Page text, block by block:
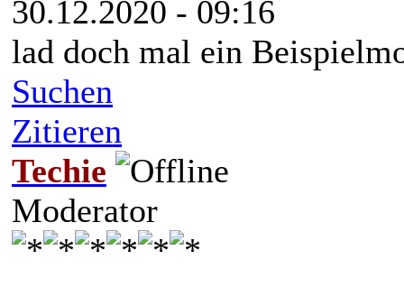
30.12.2020 - 09:16
lad doch mal ein
Suchen
Zitieren
Techie
Moderator